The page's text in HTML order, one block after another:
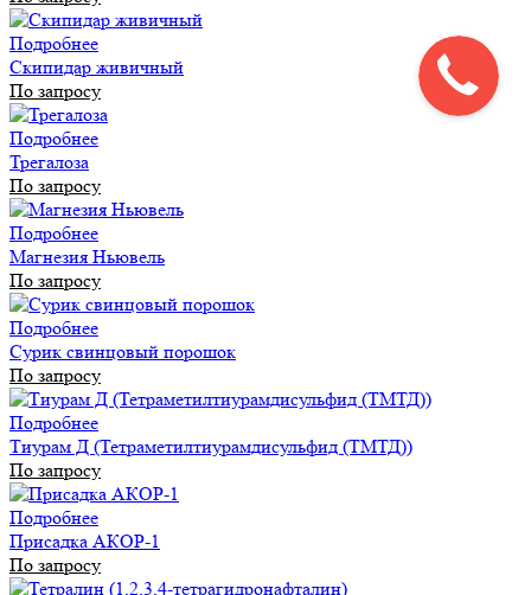
Подробнее
Скипидар живичный
По запросу
Подробнее
Трегалоза
По запросу
Подробнее
Магнезия Ньювель
По запросу
Подробнее
Сурик свинцовый порошок
По запросу
Подробнее
Тиурам Д (Тетраметилтиурамдисульфид (ТМТД))
По запросу
Подробнее
Присадка АКОР-1
По запросу